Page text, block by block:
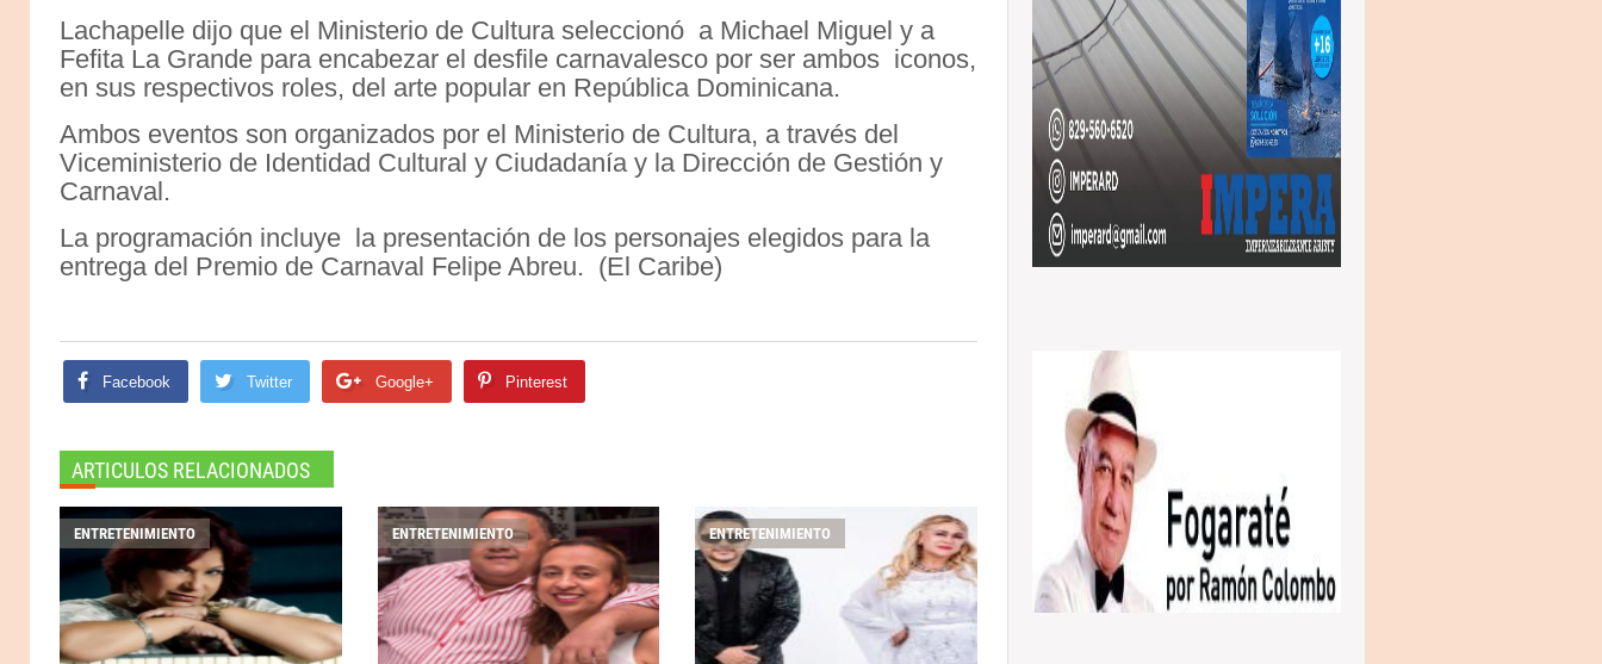
Lachapelle dijo que el Ministerio de Cultura seleccionó a Michael Miguel y a
Fefita La Grande para encabezar el desfile carnavalesco por ser ambos iconos,
en sus respectivos roles, del arte popular en República Dominicana.
Ambos eventos son organizados por el Ministerio de Cultura, a través del
Viceministerio de Identidad Cultural y Ciudadanía y la Dirección de Gestión y
Carnaval.
La programación incluye la presentación de los personajes elegidos para la
entrega del Premio de Carnaval Felipe Abreu. (El Caribe)
Facebook Twitter Google+ Pinterest
ARTICULOS RELACIONADOS
ENTRETENIMIENTO ENTRETENIMIENTO ENTRETENIMIENTO